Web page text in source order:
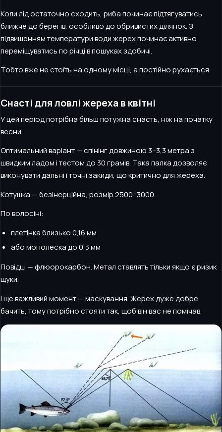
Коли лід остаточно сходить, риба починає підтягуватись
ближче до берегів, особливо до обривистих ділянок. З
підвищенням температури води жерех починає активно
переміщуватись по річці в пошуках здобичі.
Тобто вже не стоїть на одному місці, а постійно рухається.
Снасті для ловлі жереха в квітні
У цей період потрібна більш потужна снасть, ніж на початку
весни.
Оптимальний варіант — спінінг довжиною 3–3,3 метра з
швидким ладом і тестом до 30 грамів. Така палка дозволяє
виконувати дальні і точні закиди, що критично для жереха.
Котушка — безінерційна, розмір 2500–3000.
По волосіні:
плетінка близько 0,16 мм
або монолеска до 0,3 мм
Повідці — флюорокарбон. Метал ставлять тільки якщо є ризик
щуки.
І ще важливий момент — маскування. Жерех дуже добре
бачить, тому потрібно стояти так, щоб він вас не помічав.